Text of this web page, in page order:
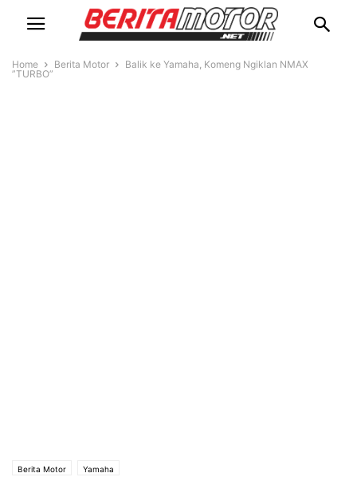
Home Berita Motor
Balik ke Yamaha, Komeng Ngiklan NMAX
”TURBO”
Berita Motor Yamaha